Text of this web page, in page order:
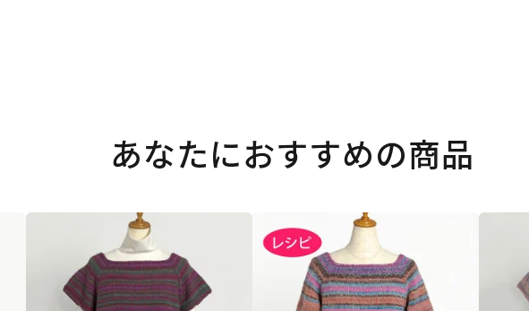
あなたにおすすめの商品